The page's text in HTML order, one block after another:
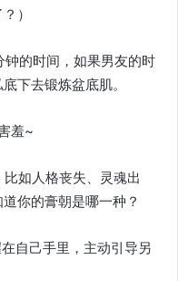
）
的时间，如果男友的时
下去锻炼盆底肌。
羞~
如人格丧失、灵魂出
你的膏朝是哪一种？
自己手里，主动引导另